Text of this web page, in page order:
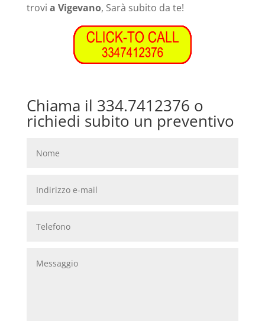
trovi a Vigevano, Sarà subito da te!
Chiama il 334.7412376 o
richiedi subito un preventivo